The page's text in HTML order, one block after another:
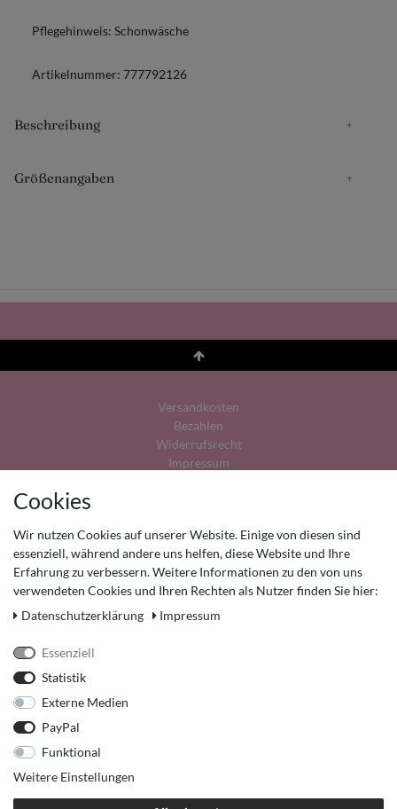
Pflegehinweis: Schonwäsche
Artikelnummer: 777792126
Beschreibung
Größenangaben
Versandkosten
Bezahlen
Widerrufs­recht
Impressum
AGB
Kontakt
Retoure anmelden
Vertrag widerrufen
Mein Konto (anmelden)
** gilt für Lieferungen innerhalb Deutschlands, Lieferzeiten für andere Länder
© Copyright 2026 Cyroline Textil GmbH. Alle Rechte vorbehalten.
Cookies
Wir nutzen Cookies auf unserer Website. Einige von diesen sind
essenziell, während andere uns helfen, diese Website und Ihre
Erfahrung zu verbessern. Weitere Informationen zu den von uns
verwendeten Cookies und Ihren Rechten als Nutzer finden Sie hier:
Daten­schutz­erklärung
Impressum
Essenziell
Statistik
Externe Medien
PayPal
Funktional
Weitere Einstellungen